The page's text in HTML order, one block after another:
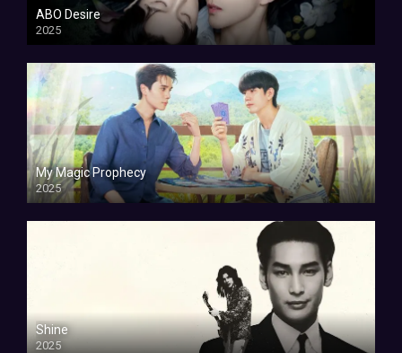
ABO Desire
2025
My Magic Prophecy
2025
Shine
2025